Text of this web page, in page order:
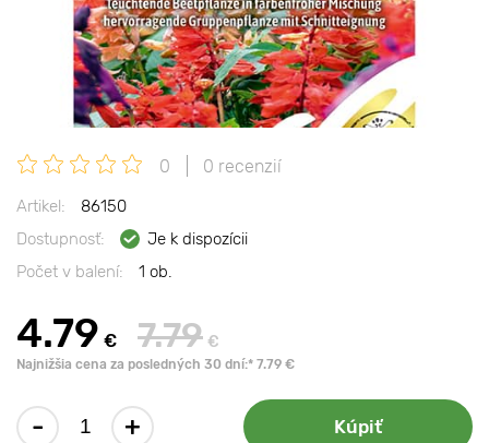
0 0 recenzií
Artikel:
86150
Dostupnosť:
Je k dispozícii
Počet v balení:
1 ob.
4.79 € 7.79 €
Najnižšia cena za posledných 30 dní:* 7.79 €
- + Kúpiť